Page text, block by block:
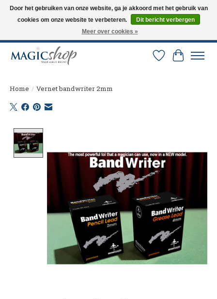
Altijd de nieuwste trucs op voorraad. Snelle verzending via PostNL en DHL.
Langskomen in onze winkel? Bel of mail om een afspraak te maken. 0251-
Verlanglijst
Home / Vernet bandwriter 2mm
Door het gebruiken van onze website, ga je akkoord met het gebruik van
cookies om onze website te verbeteren.
Dit bericht verbergen
Meer over cookies »